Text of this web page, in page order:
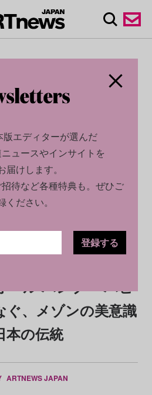
2026.02.20
ール バンブー パビ
ぐ、メゾンの美意識
本の伝統
ARTNEWS JAPAN
エディターが選んだ
ュースやインサイトを
届けします。
待など各種特典も。ぜひご
ください。
登録する